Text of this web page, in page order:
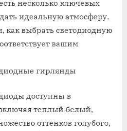
несколько ключевых
идеальную атмосферу.
как выбрать светодиодную
вашим
доступны в
теплый белый,
оттенков голубого,